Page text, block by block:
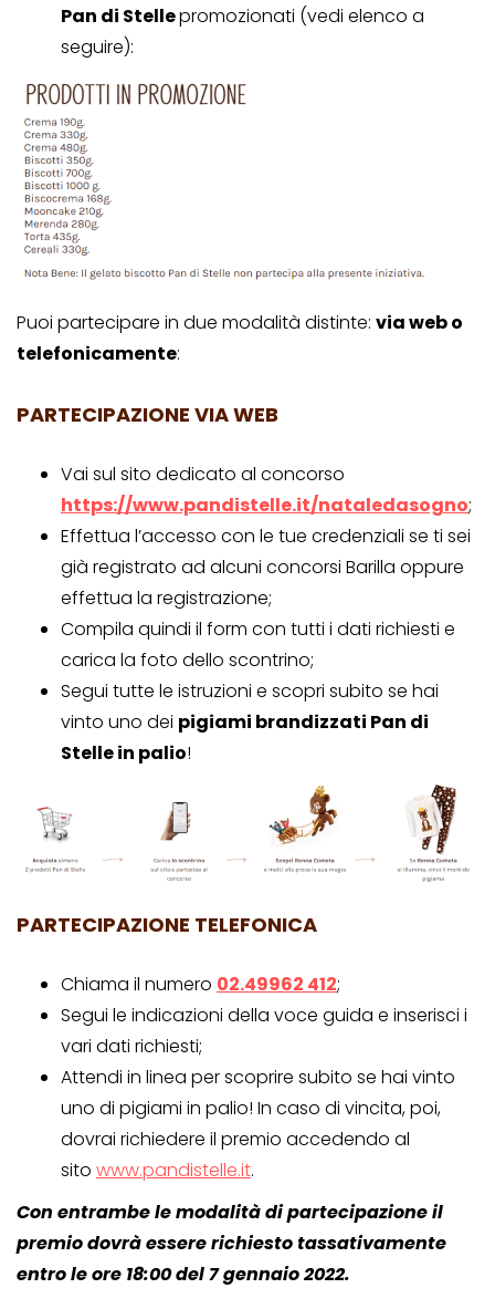
Pan di Stellepromozionati (vedi elenco a
seguire):
Puoi partecipare in due modalità distinte: via web o
telefonicamente:
PARTECIPAZIONE VIA WEB
Vai sul sito dedicato al concorso
https://www.pandistelle.it/nataledasogno;
Effettua l’accesso con le tue credenziali se ti sei
già registrato ad alcuni concorsi Barilla oppure
effettua la registrazione;
Compila quindi il form con tutti i dati richiesti e
carica la foto dello scontrino;
Segui tutte le istruzioni e scopri subito se hai
vinto uno dei pigiami brandizzati Pan di
Stelle in palio!
PARTECIPAZIONE TELEFONICA
Chiama il numero 02.49962 412;
Segui le indicazioni della voce guida e inserisci i
vari dati richiesti;
Attendi in linea per scoprire subito se hai vinto
uno di pigiami in palio! In caso di vincita, poi,
dovrai richiedere il premio accedendo al
sito www.pandistelle.it.
Con entrambe le modalità di partecipazione il
premio dovrà essere richiesto tassativamente
entro le ore 18:00 del 7 gennaio 2022.